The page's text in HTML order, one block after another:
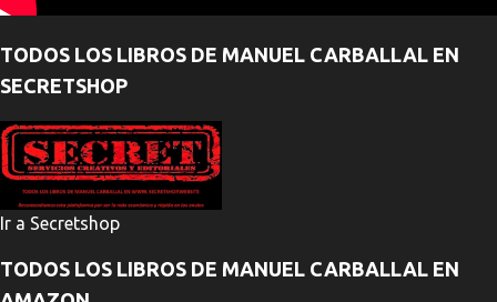
TODOS LOS LIBROS DE MANUEL CARBALLAL EN
SECRETSHOP
Ir a Secretshop
TODOS LOS LIBROS DE MANUEL CARBALLAL EN